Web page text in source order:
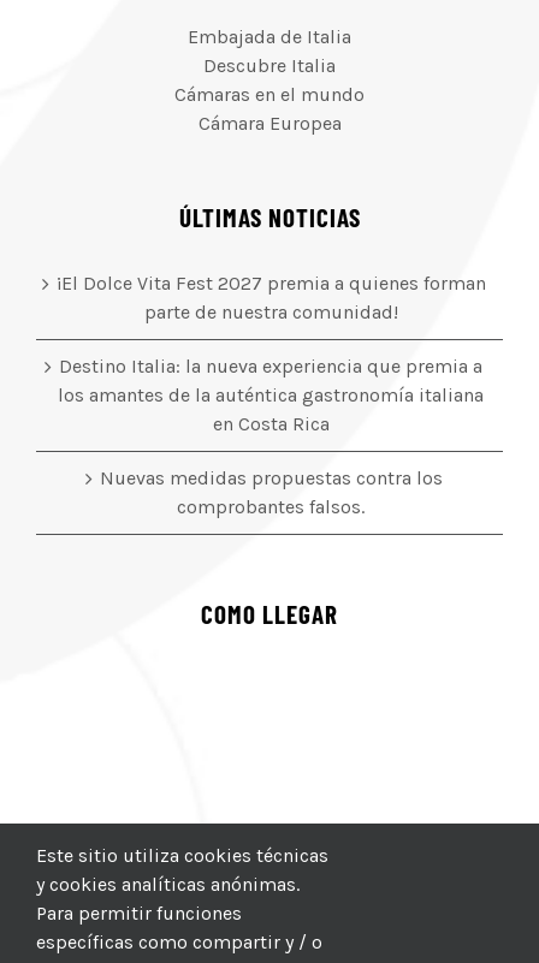
Embajada de Italia
Descubre Italia
Cámaras en el mundo
Cámara Europea
ÚLTIMAS NOTICIAS
¡El Dolce Vita Fest 2027 premia a quienes forman
parte de nuestra comunidad!
Destino Italia: la nueva experiencia que premia a
los amantes de la auténtica gastronomía italiana
en Costa Rica
Nuevas medidas propuestas contra los
comprobantes falsos.
COMO LLEGAR
Este sitio utiliza cookies técnicas
y cookies analíticas anónimas.
Para permitir funciones
específicas como compartir y / o